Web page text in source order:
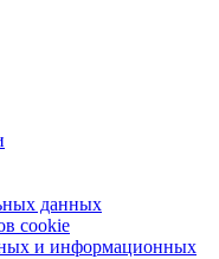
данных
cookie
и информационных